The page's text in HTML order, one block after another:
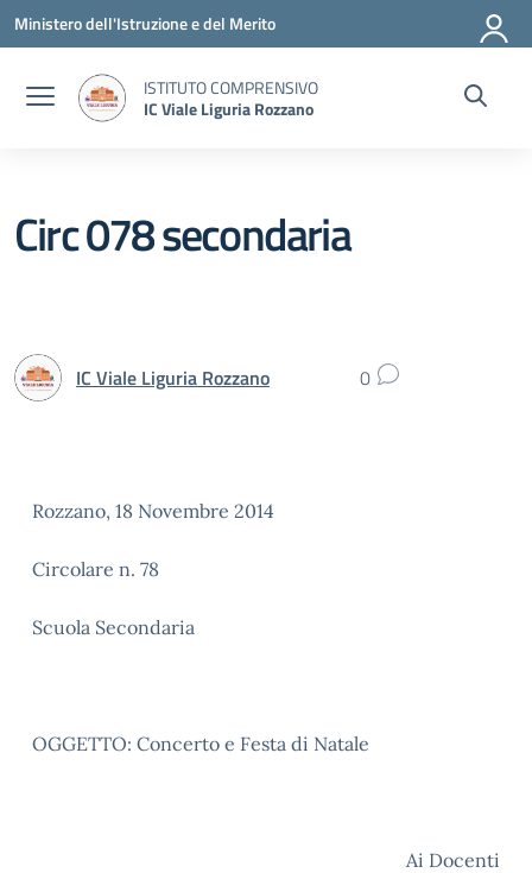
Vai ai contenuti
Vai al menu di navigazione
Vai al footer
Ministero dell'Istruzione e del Merito
ISTITUTO COMPRENSIVO
IC Viale Liguria Rozzano
Circ 078 secondaria
IC Viale Liguria Rozzano 0
Rozzano, 18 Novembre 2014
Circolare n. 78
Scuola Secondaria
OGGETTO: Concerto e Festa di Natale
Ai Docenti